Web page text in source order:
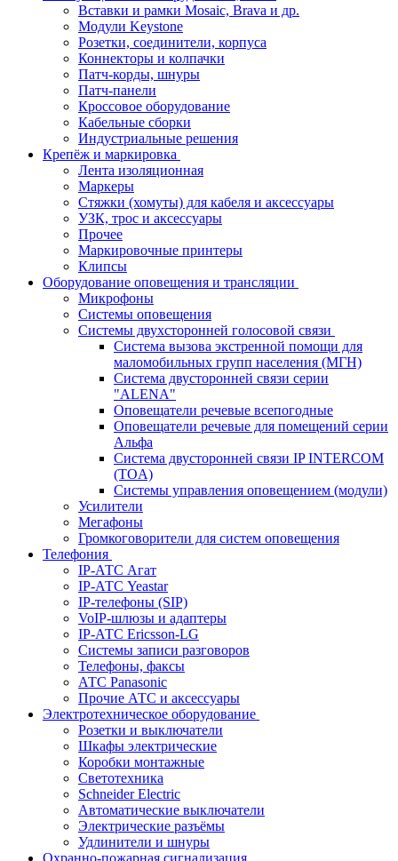
Вставки и рамки Mosaic, Brava и др.
Модули Keystone
Розетки, соединители, корпуса
Коннекторы и колпачки
Патч-корды, шнуры
Патч-панели
Кроссовое оборудование
Кабельные сборки
Индустриальные решения
Крепёж и маркировка
Лента изоляционная
Маркеры
Стяжки (хомуты) для кабеля и аксессуары
УЗК, трос и аксессуары
Прочее
Маркировочные принтеры
Клипсы
Оборудование оповещения и трансляции
Микрофоны
Системы оповещения
Системы двухсторонней голосовой связи
Система вызова экстренной помощи для
маломобильных групп населения (МГН)
Система двусторонней связи серии
"ALENA"
Оповещатели речевые всепогодные
Оповещатели речевые для помещений серии
Альфа
Система двусторонней связи IP INTERCOM
(TOA)
Системы управления оповещением (модули)
Усилители
Мегафоны
Громкоговорители для систем оповещения
Телефония
IP-АТС Агат
IP-АТС Yeastar
IP-телефоны (SIP)
VoIP-шлюзы и адаптеры
IP-АТС Ericsson-LG
Системы записи разговоров
Телефоны, факсы
АТС Panasonic
Прочие АТС и аксессуары
Электротехническое оборудование
Розетки и выключатели
Шкафы электрические
Коробки монтажные
Светотехника
Schneider Electric
Автоматические выключатели
Электрические разъёмы
Удлинители и шнуры
Охранно-пожарная сигнализация